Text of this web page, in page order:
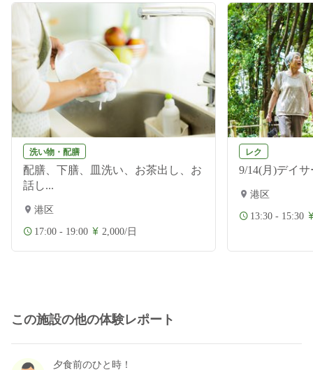
洗い物・配膳
配膳、下膳、皿洗い、お茶出し、お
話し...
港区
17:00 - 19:00 2,000/日
レク
9/14(月)デイ
港区
13:30 - 15:30
この施設の他の体験レポート
夕食前のひと時！